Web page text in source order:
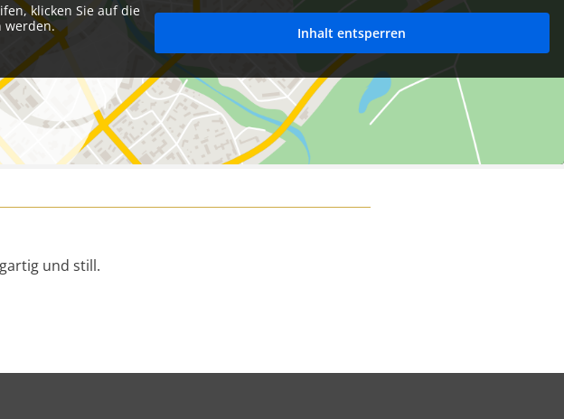
klicken Sie auf die
werden.
Inhalt entsperren
und still.